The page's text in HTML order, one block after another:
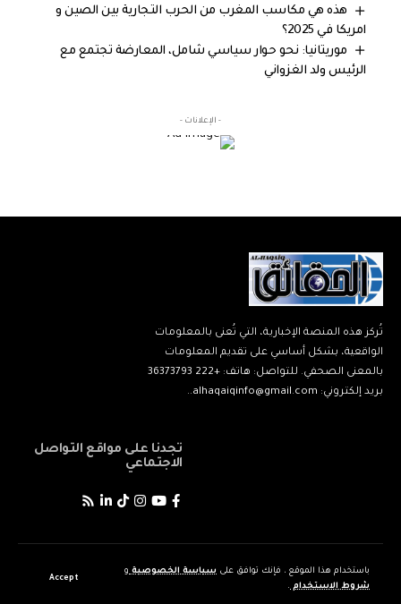
باستخدام هذا الموقع ، فإنك توافق على سياسة الخصوصية و
شروط الاستخدام .
Accept
هذه هي مكاسب المغرب من الحرب التجارية بين الصين و
امريكا في 2025؟
موريتانيا: نحو حوار سياسي شامل، المعارضة تجتمع مع
الرئيس ولد الغزواني
- الإعلانات -
تُركز هذه المنصة الإخبارية، التي تُعنى بالمعلومات
الواقعية، بشكل أساسي على تقديم المعلومات
بالمعنى الصحفي. للتواصل: هاتف: +222 36373793
بريد إلكتروني: alhaqaiqinfo@gmail.com..
تجدنا على مواقع التواصل
الاجتماعي
اعمال سياسة وبوركينا فاسو